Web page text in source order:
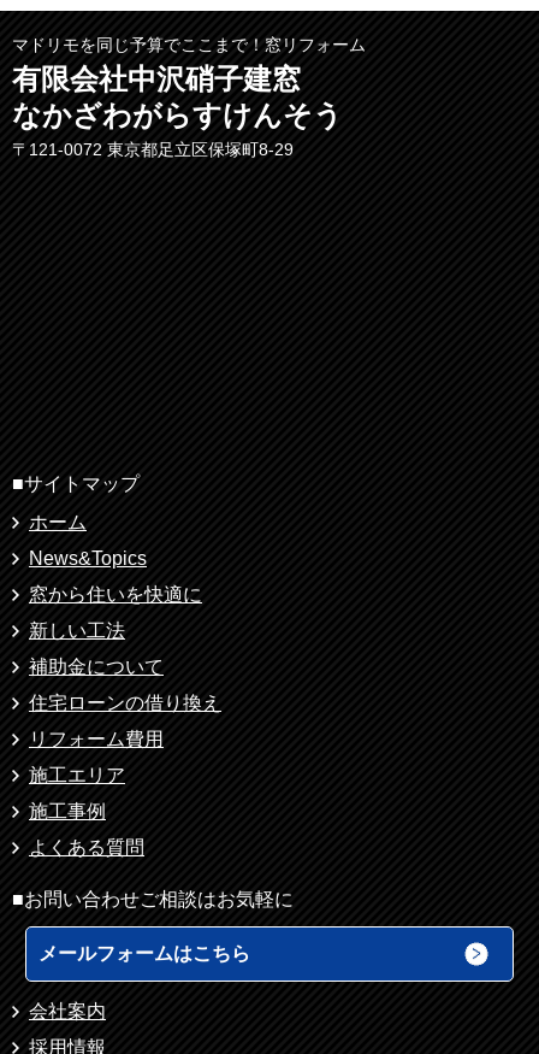
マドリモを同じ予算でここまで！窓リフォーム
有限会社中沢硝子建窓
なかざわがらすけんそう
〒121-0072 東京都足立区保塚町8-29
■サイトマップ
ホーム
News&Topics
窓から住いを快適に
新しい工法
補助金について
住宅ローンの借り換え
リフォーム費用
施工エリア
施工事例
よくある質問
■お問い合わせご相談はお気軽に
メールフォームはこちら
会社案内
採用情報